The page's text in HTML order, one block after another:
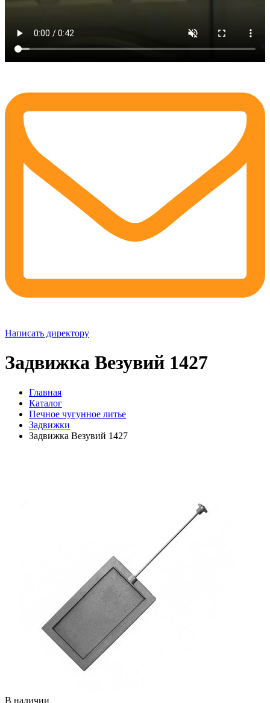
Написать директору
Задвижка Везувий 1427
Главная
Каталог
Печное чугунное литье
Задвижки
Задвижка Везувий 1427
В наличии